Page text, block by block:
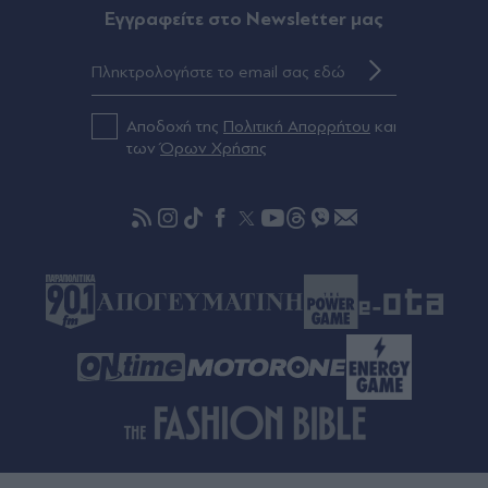
Τράπεζες: Στα 15 δισ. ευρώ ο στόχος για νέα
κερδοφορίας των πιστωτικών ιδρυμάτων το α΄
εξάμηνο του 2026
Τροχαίο στην Αθηνών-Σουνίου: Στο 401 οι δύο
αυτοκίνητο τουριστών, αρνητικό το αλκοτέστ
στον Γερμανό οδηγό (Βίντεο)
Eγγραφείτε στο Newsletter μας
Αποδοχή της Πολιτική Απορρήτου και
τωνΌρων Χρήσης